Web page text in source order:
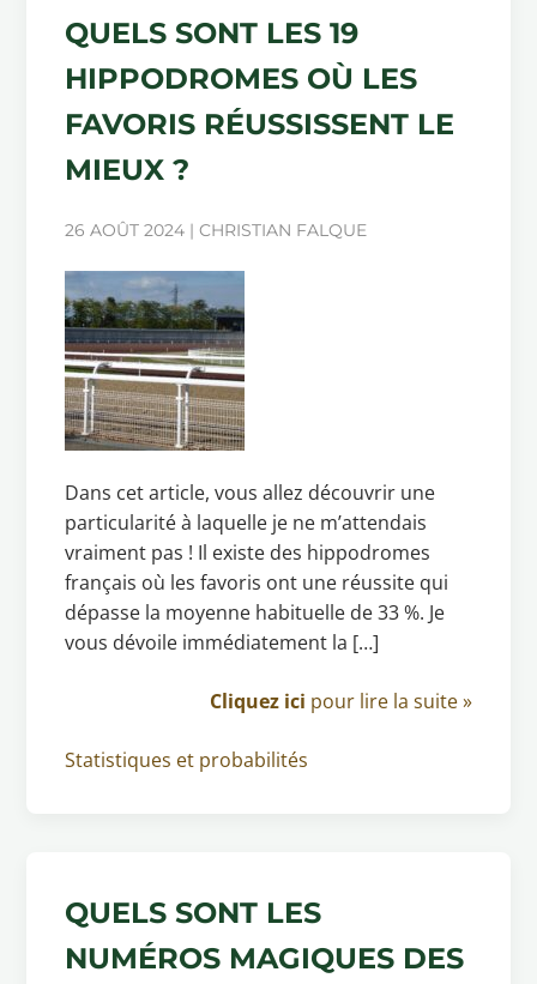
QUELS SONT LES 19
HIPPODROMES OÙ LES
FAVORIS RÉUSSISSENT LE
MIEUX ?
26 AOÛT 2024 | CHRISTIAN FALQUE
Dans cet article, vous allez découvrir une
particularité à laquelle je ne m’attendais
vraiment pas ! Il existe des hippodromes
français où les favoris ont une réussite qui
dépasse la moyenne habituelle de 33 %. Je
vous dévoile immédiatement la […]
Cliquez ici pour lire la suite »
Statistiques et probabilités
QUELS SONT LES
NUMÉROS MAGIQUES DES